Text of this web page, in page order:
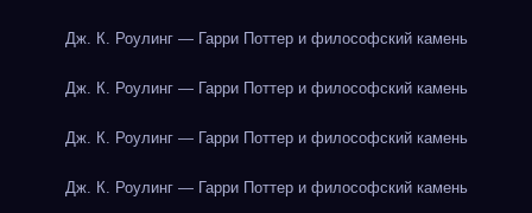
Дж. К. Роулинг — Гарри Поттер и философский камень
Дж. К. Роулинг — Гарри Поттер и философский камень
Дж. К. Роулинг — Гарри Поттер и философский камень
Дж. К. Роулинг — Гарри Поттер и философский камень